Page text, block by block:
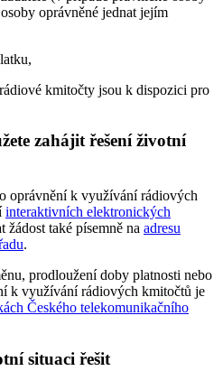
oprávněné jednat jejím
kmitočty jsou k dispozici pro
zahájit řešení životní
oprávnění k využívání rádiových
interaktivních elektronických
žádost také písemně na adresu
.
prodloužení doby platnosti nebo
k využívání rádiových kmitočtů je
Českého telekomunikačního
situaci řešit